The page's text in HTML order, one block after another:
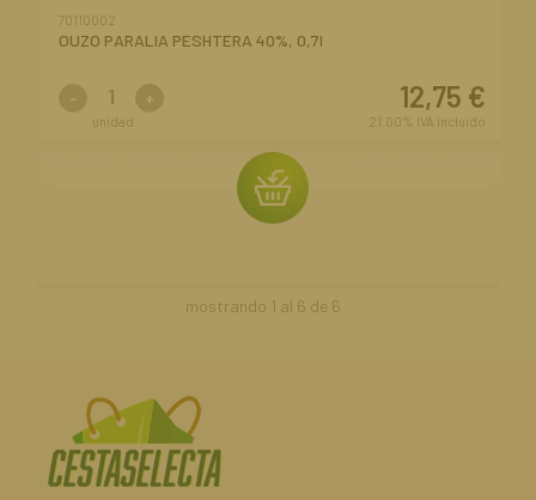
70110002
OUZO PARALIA PESHTERA 40%, 0,7l
12,75 €
21.00% IVA incluido
- +
unidad
mostrando 1 al 6 de 6